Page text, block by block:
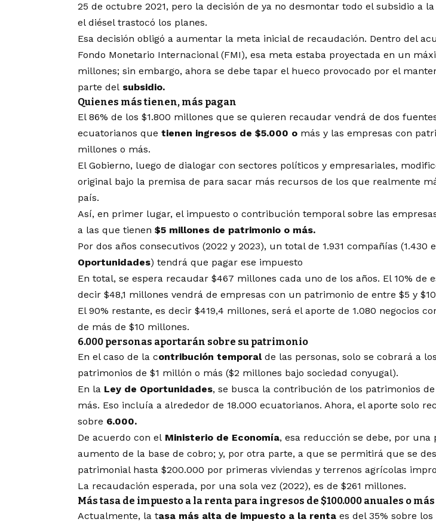
25 de octubre 2021, pero la decisión de ya no desmontar todo el subsidio a
el diésel trastocó los planes.
Esa decisión obligó a aumentar la meta inicial de recaudación. Dentro del
Fondo Monetario Internacional (FMI), esa meta estaba proyectada en un
millones; sin embargo, ahora se debe tapar el hueco provocado por el
parte del subsidio.
Quienes más tienen, más pagan
El 86% de los $1.800 millones que se quieren recaudar vendrá de dos
ecuatorianos que tienen ingresos de $5.000 o más y las empresas con
millones o más.
El Gobierno, luego de dialogar con sectores políticos y empresariales,
original bajo la premisa de para sacar más recursos de los que realmente
país.
Así, en primer lugar, el impuesto o contribución temporal sobre las
a las que tienen $5 millones de patrimonio o más.
Por dos años consecutivos (2022 y 2023), un total de 1.931 compañías (1.430
Oportunidades) tendrá que pagar ese impuesto
En total, se espera recaudar $467 millones cada uno de los años. El 10% de
decir $48,1 millones vendrá de empresas con un patrimonio de entre $5 y
El 90% restante, es decir $419,4 millones, será el aporte de 1.080 negocios
de más de $10 millones.
6.000 personas aportarán sobre su patrimonio
En el caso de la contribución temporalde las personas, solo se cobrará a
patrimonios de $1 millón o más ($2 millones bajo sociedad conyugal).
En la Ley de Oportunidades, se busca la contribución de los patrimonios
más. Eso incluía a alrededor de 18.000 ecuatorianos. Ahora, el aporte solo
sobre 6.000.
De acuerdo con el Ministerio de Economía, esa reducción se debe, por una
aumento de la base de cobro; y, por otra parte, a que se permitirá que se
patrimonial hasta $200.000 por primeras viviendas y terrenos agrícolas
La recaudación esperada, por una sola vez (2022), es de $261 millones.
Más tasa de impuesto a la renta para ingresos de $100.000 anuales o más
Actualmente, la tasa más alta de impuesto a la renta es del 35% sobre